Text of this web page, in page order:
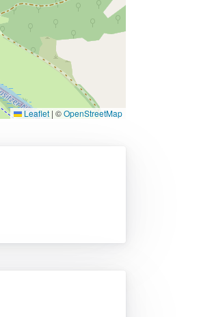
Leaflet | ©OpenStreetMap